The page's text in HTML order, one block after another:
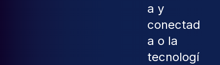
a y
conectad
a o la
tecnologí